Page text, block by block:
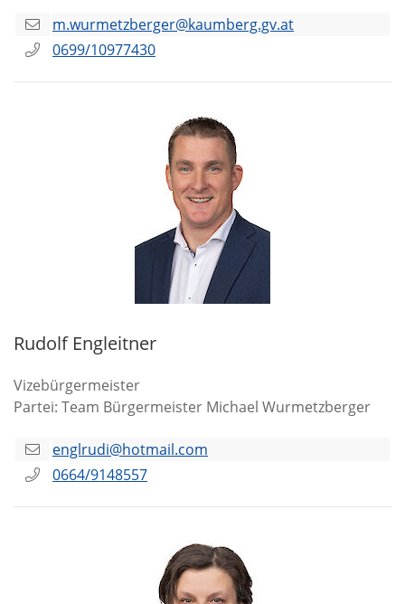
m.wurmetzberger@kaumberg.gv.at
0699/10977430
Rudolf Engleitner
Vizebürgermeister
Partei: Team Bürgermeister Michael Wurmetzberger
englrudi@hotmail.com
0664/9148557